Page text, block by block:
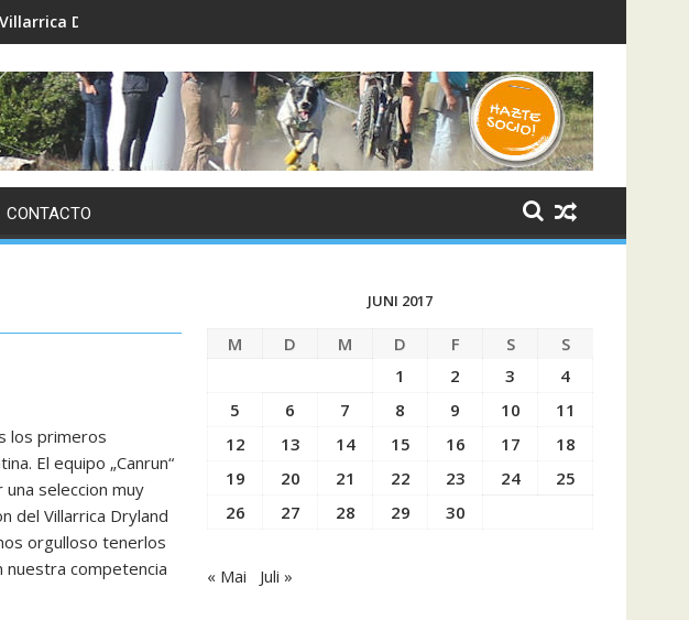
Dryland Mushing 2025 - XII Edición
CONTACTO
los primeros
El equipo „Canrun“
seleccion muy
del Villarrica Dryland
orgulloso tenerlos
competencia
JUNI 2017
M D M D F S
S
1
2 3
4
5
6 7 8 9 10
11
12
13 14 15 16 17
18
19
20 21 22 23 24
25
26
27 28 29 30
« Mai Juli »